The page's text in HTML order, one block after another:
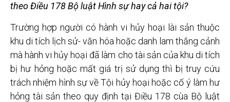
theo Điều 178 Bộ luật Hình sự hay cả hai tội?
Trường hợp người có hành vi hủy hoại lài sản thuộc
khu di tích lịch sử- văn hóa hoặc danh lam thắng cảnh
mà hành vi hủy hoại đã làm cho tài sản của khu di tích
bị hư hỏng hoặc mất giá trị sử dụng thì bị truy cứu
trách nhiệm hình sự về Tội hủy hoại hoặc cố ý làm hư
hỏng tài sản theo quy định tại Điều 178 cùa Bộ luật